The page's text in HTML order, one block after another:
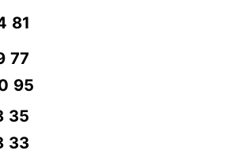
81
77
95
35
33